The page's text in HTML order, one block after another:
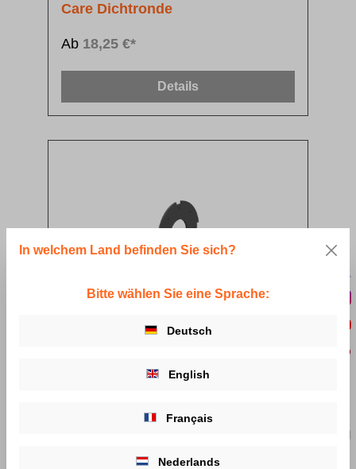
Care Dichtronde
Ab 18,25 €*
Details
Nylon Care Dichtronde
In welchem Land befinden Sie sich?
Bitte wählen Sie eine Sprache:
Deutsch
English
Français
Nederlands